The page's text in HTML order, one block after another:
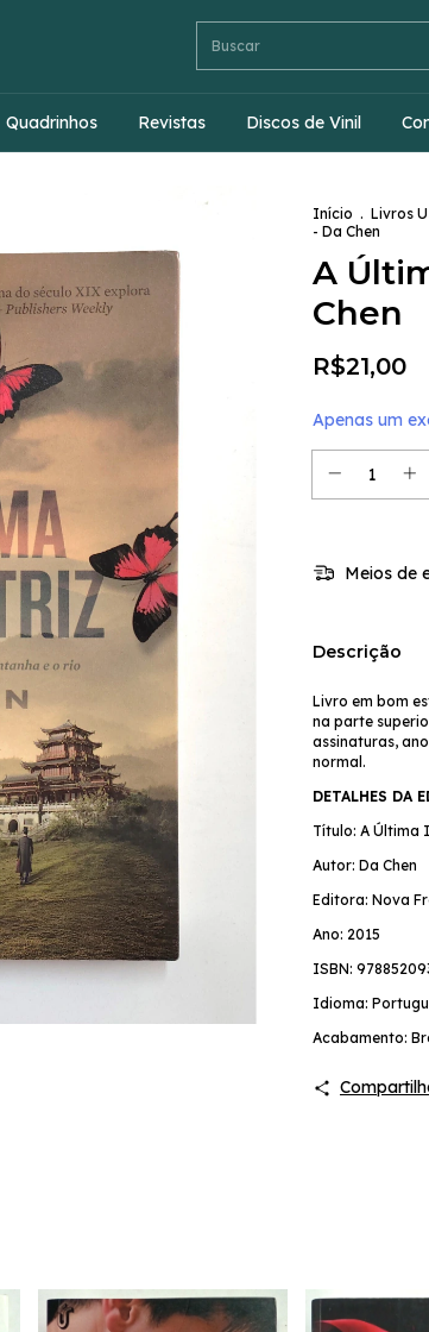
Quadrinhos Revistas Discos de Vinil
Início . Livros
- Da Chen
A
Chen
R$21,00
Apenas um
Meios de
Descrição
Livro em bom
na parte
assinaturas,
normal.
DETALHES DA
Título: A Última
Autor: Da Chen
Editora: Nova
Ano: 2015
ISBN:
Idioma:
Acabamento: